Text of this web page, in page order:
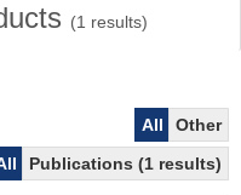
(1 results)
All
Other
Publications (1 results)